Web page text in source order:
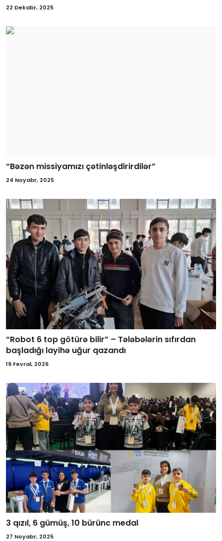
22 Dekabr, 2025
“Bəzən missiyamızı çətinləşdirirdilər”
24 Noyabr, 2025
“Robot 6 top götürə bilir” – Tələbələrin sıfırdan
başladığı layihə uğur qazandı
19 Fevral, 2026
3 qızıl, 6 gümüş, 10 bürünc medal
27 Noyabr, 2025